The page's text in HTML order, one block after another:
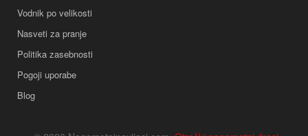
Vodnik po velikosti
Nasveti za pranje
Politika zasebnosti
Pogoji uporabe
Blog